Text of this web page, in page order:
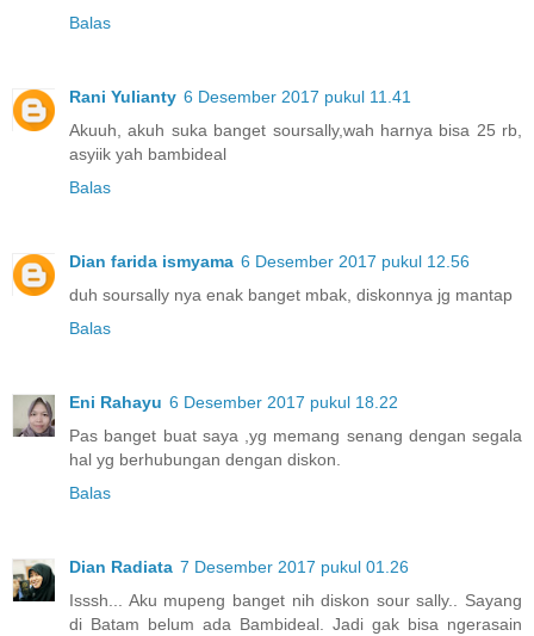
Balas
Rani Yulianty 6 Desember 2017 pukul 11.41
Akuuh, akuh suka banget soursally,wah harnya bisa 25 rb,
asyiik yah bambideal
Balas
Dian farida ismyama 6 Desember 2017 pukul 12.56
duh soursally nya enak banget mbak, diskonnya jg mantap
Balas
Eni Rahayu 6 Desember 2017 pukul 18.22
Pas banget buat saya ,yg memang senang dengan segala
hal yg berhubungan dengan diskon.
Balas
Dian Radiata 7 Desember 2017 pukul 01.26
Isssh... Aku mupeng banget nih diskon sour sally.. Sayang
di Batam belum ada Bambideal. Jadi gak bisa ngerasain